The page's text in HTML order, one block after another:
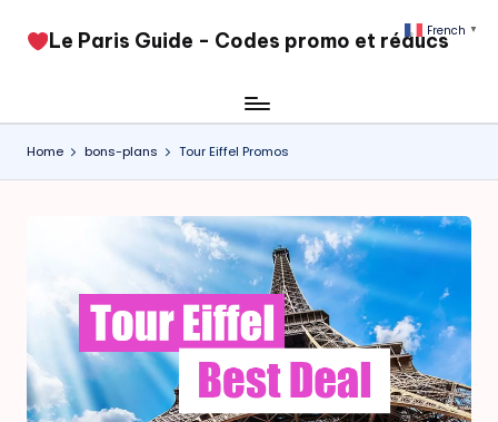
Skip
​Le Paris Guide - Codes promo et réducs
Home bons-plans Tour Eiffel Promos
French ▼